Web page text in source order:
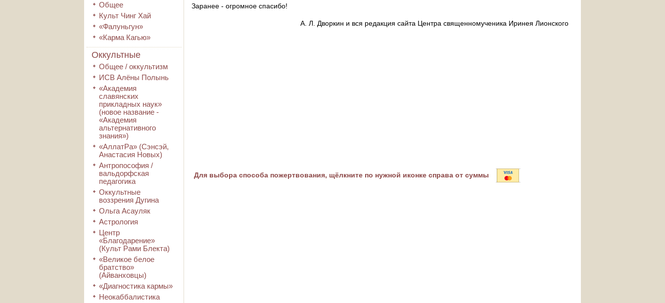
Общее
Культ Чинг Хай
«Фалуньгун»
«Карма Кагью»
Оккультные
Общее / оккультизм
ИСВ Алёны Полынь
«Академия
славянских
прикладных наук»
(новое название -
«Академия
альтернативного
знания»)
«АллатРа» (Сэнсэй,
Анастасия Новых)
Антропософия /
вальдорфская
педагогика
Оккультные
воззрения Дугина
Ольга Асауляк
Астрология
Центр
«Благодарение»
(Культ Рами Блекта)
«Великое белое
братство»
(Айванховцы)
«Диагностика кармы»
Неокаббалистика
Заранее - огромное спасибо!
А. Л. Дворкин и вся редакция сайта Центра священномученика Иринея Лионского
Для выбора способа пожертвования, щёлкните по нужной иконке справа от суммы